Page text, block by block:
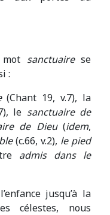
sanctuairese
:
(Chant 19, v.7), la
le sanctuaire de
de Dieu(idem,
(c.66, v.2), le pied
admis dans le
jusqu’à la
célestes, nous